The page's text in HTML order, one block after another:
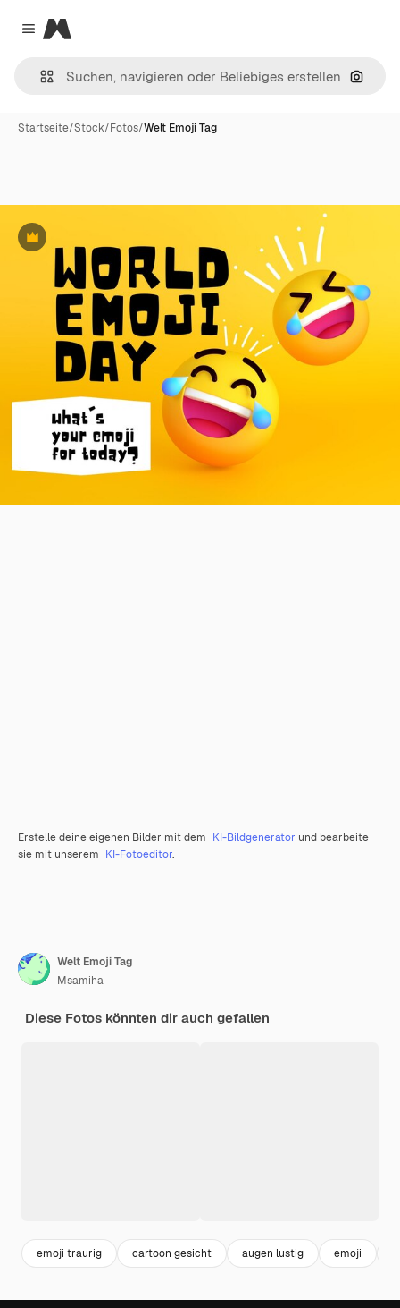
Close menu
Magnific
Nach
Startseite/Stock/Fotos/Welt Emoji Tag
Premium
Erstelle deine eigenen Bilder mit dem KI-Bildgenerator und bearbeite
sie mit unserem KI-Fotoeditor.
Welt Emoji Tag
Msamiha
Diese Fotos könnten dir auch gefallen
emoji traurig cartoon gesicht augen lustig emoji